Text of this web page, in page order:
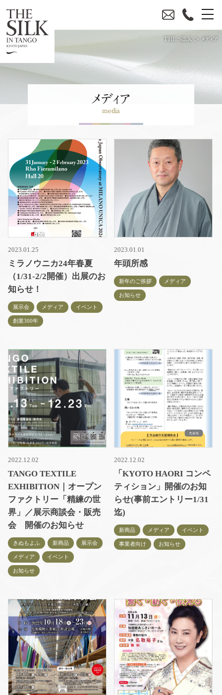
THE SILK > メディア
メディア
media
2023.01.25
ミラノウニカ24年春夏
（1/31-2/2開催）出展のお
知らせ！
展示会 メディア イベント
創業300年
2023.01.01
年頭所感
新年のご挨拶 メディア
お知らせ
2022.12.02
TANGO TEXTILE
EXHIBITION｜オープン
ファクトリー「精練の世
界」／展示商談会・販売
会 開催のお知らせ
きぬもよふ 新商品 展示会
メディア イベント
お知らせ
2022.12.02
「KYOTO HAORI コンペ
ティション」開催のお知
らせ(事前エントリー1/31
迄)
新商品 メディア イベント
事業者向け お知らせ